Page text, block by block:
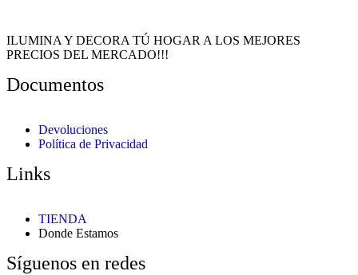
ILUMINA Y DECORA TÚ HOGAR A LOS MEJORES
PRECIOS DEL MERCADO!!!
Documentos
Devoluciones
Política de Privacidad
Links
TIENDA
Donde Estamos
Síguenos en redes